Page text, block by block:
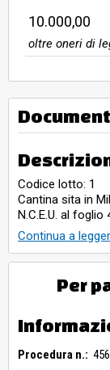
10.000,00
oltre oneri di
Codice lotto: 1
Cantina sita in
N.C.E.U. al
C/2, classe 6^,
Nord – proprietà
coperto sub 1;
Stato di
Continua a
Per
Procedura n.: